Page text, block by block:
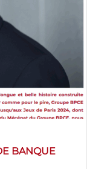
BANQUE